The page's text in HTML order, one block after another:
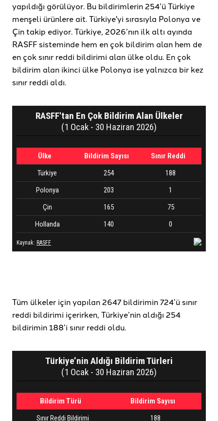
yapıldığı görülüyor. Bu bildirimlerin 254’ü Türkiye
menşeli ürünlere ait. Türkiye'yi sırasıyla Polonya ve
Çin takip ediyor. Türkiye, 2026’nın ilk altı ayında
RASFF sisteminde hem en çok bildirim alan hem de
en çok sınır reddi bildirimi alan ülke oldu. En çok
bildirim alan ikinci ülke Polonya ise yalnızca bir kez
sınır reddi aldı.
Tüm ülkeler için yapılan 2647 bildirimin 724’ü sınır
reddi bildirimi içerirken, Türkiye’nin aldığı 254
bildirimin 188’i sınır reddi oldu.